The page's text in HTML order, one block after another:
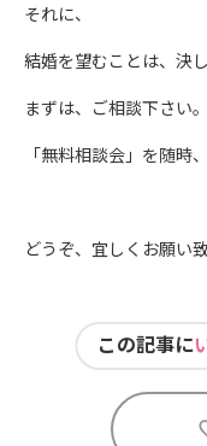
それに、
結婚を望むことは、決
まずは、ご相談下さい。
「無料相談会」を随時
どうぞ、宜しくお願い致
この記事に